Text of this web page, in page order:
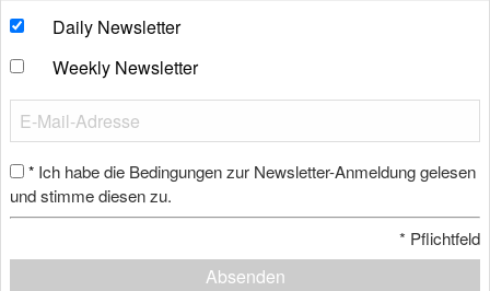
Daily Newsletter
Weekly Newsletter
* Ich habe die Bedingungen zur Newsletter-Anmeldung gelesen
und stimme diesen zu.
* Pflichtfeld
Absenden